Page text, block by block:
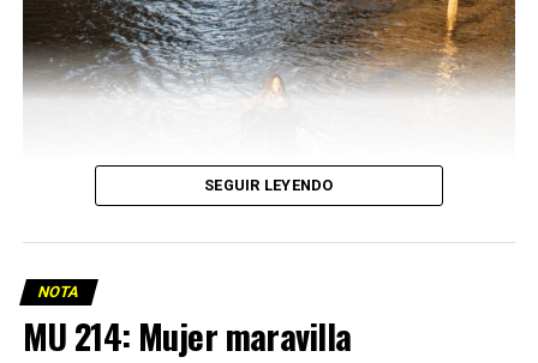
SEGUIR LEYENDO
NOTA
MU 214: Mujer maravilla